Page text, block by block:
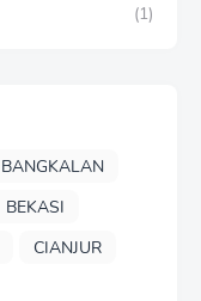
(1)
BANGKALAN
BEKASI
CIANJUR